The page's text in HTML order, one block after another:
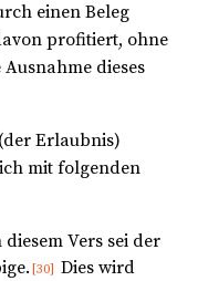
einen Beleg
profitiert, ohne
dieses
Erlaubnis)
mit folgenden
diesem Vers sei der
[30] Dies wird